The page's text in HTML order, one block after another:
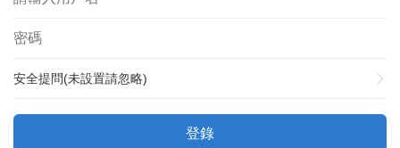
安全提問(未設置請忽略)
登錄